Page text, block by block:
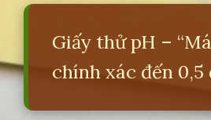
Giấy thử pH –
chính xác đến 0,5